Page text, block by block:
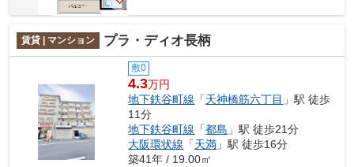
賃貸 | マンション プラ・ディオ長柄
敷0
4.3万円
地下鉄谷町線 「天神橋筋六丁目 」駅 徒歩
11分
地下鉄谷町線 「都島 」駅 徒歩21分
大阪環状線 「天満 」駅 徒歩16分
築41年 / 19.00㎡